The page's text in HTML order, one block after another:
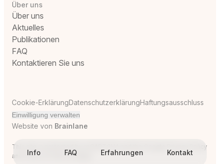
Info FAQ Erfahrungen Kontakt
Über uns
Über uns
Aktuelles
Publikationen
FAQ
Kontaktieren Sie uns
Cookie-ErklärungDatenschutzerklärungHaftungsausschluss
Einwilligung verwalten
Website von Brainlane
This site is protected by reCAPTCHA and the Google
Privacy Policy
and
Terms of Serviceapply.